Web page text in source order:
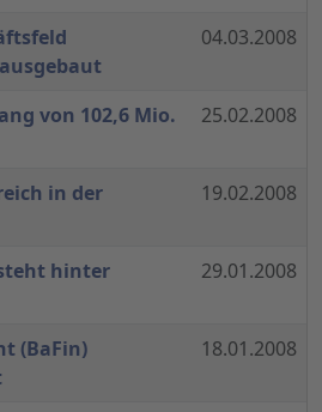
04.03.2008
von 102,6 Mio.
25.02.2008
in der
19.02.2008
hinter
29.01.2008
(BaFin)
18.01.2008